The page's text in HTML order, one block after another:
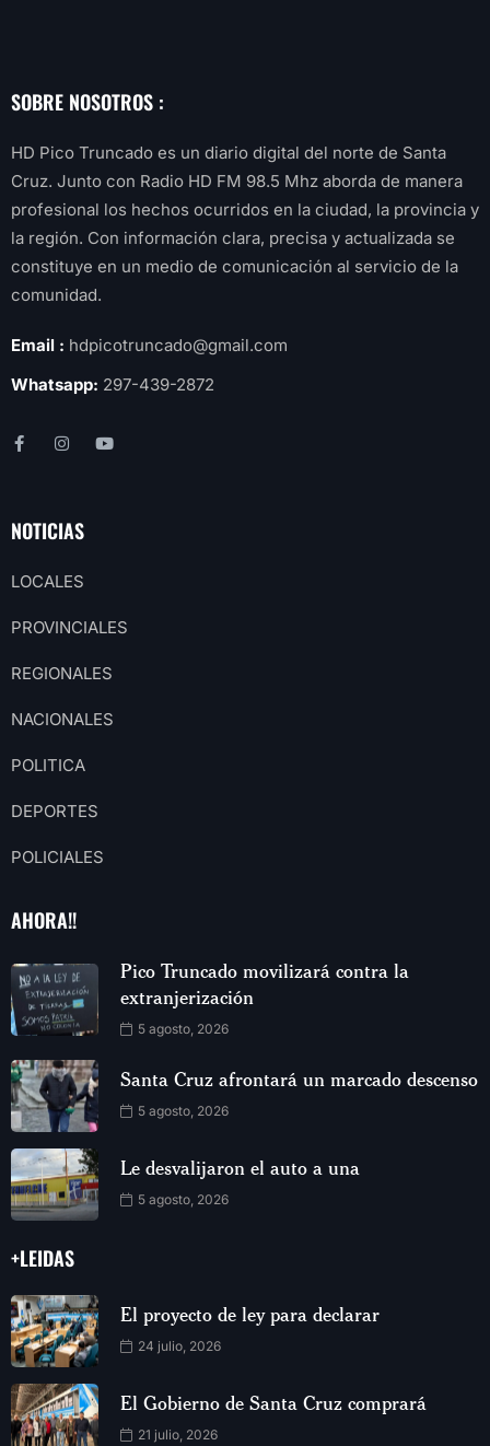
SOBRE NOSOTROS :
HD Pico Truncado es un diario digital del norte de Santa
Cruz. Junto con Radio HD FM 98.5 Mhz aborda de manera
profesional los hechos ocurridos en la ciudad, la provincia y
la región. Con información clara, precisa y actualizada se
constituye en un medio de comunicación al servicio de la
comunidad.
Email : hdpicotruncado@gmail.com
Whatsapp: 297-439-2872
NOTICIAS
LOCALES
PROVINCIALES
REGIONALES
NACIONALES
POLITICA
DEPORTES
POLICIALES
AHORA!!
Pico Truncado movilizará contra la
extranjerización
5 agosto, 2026
Santa Cruz afrontará un marcado descenso
5 agosto, 2026
Le desvalijaron el auto a una
5 agosto, 2026
+LEIDAS
El proyecto de ley para declarar
24 julio, 2026
El Gobierno de Santa Cruz comprará
21 julio, 2026